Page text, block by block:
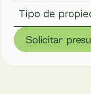
Tipo de
Solicitar